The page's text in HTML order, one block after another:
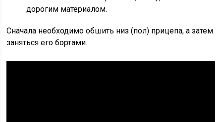
дорогим материалом.
Сначала необходимо обшить низ (пол) прицепа, а затем
заняться его бортами.